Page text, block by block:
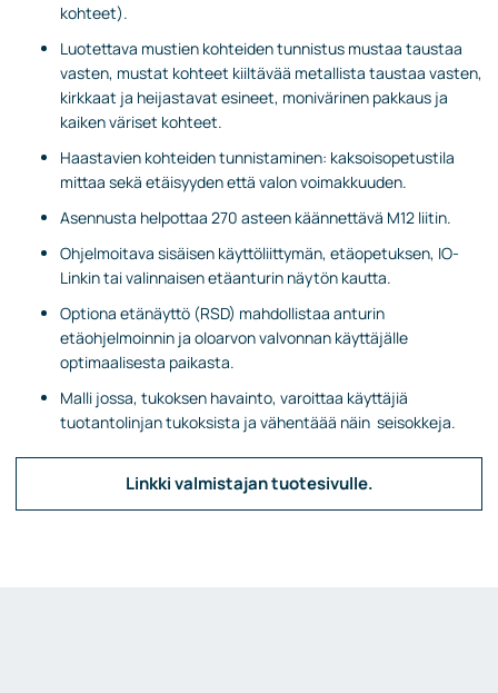
kohteet).
Luotettava mustien kohteiden tunnistus mustaa taustaa
vasten, mustat kohteet kiiltävää metallista taustaa vasten,
kirkkaat ja heijastavat esineet, monivärinen pakkaus ja
kaiken väriset kohteet.
Haastavien kohteiden tunnistaminen: kaksoisopetustila
mittaa sekä etäisyyden että valon voimakkuuden.
Asennusta helpottaa 270 asteen käännettävä M12 liitin.
Ohjelmoitava sisäisen käyttöliittymän, etäopetuksen, IO-
Linkin tai valinnaisen etäanturin näytön kautta.
Optiona etänäyttö (RSD) mahdollistaa anturin
etäohjelmoinnin ja oloarvon valvonnan käyttäjälle
optimaalisesta paikasta.
Malli jossa, tukoksen havainto, varoittaa käyttäjiä
tuotantolinjan tukoksista ja vähentäää näin seisokkeja.
Linkki valmistajan tuotesivulle.